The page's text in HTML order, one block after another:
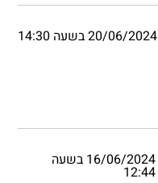
20/06/2024 בשעה 14:30
16/06/2024 בשעה
12:44